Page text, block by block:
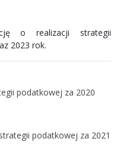
o realizacji strategii
2023 rok.
podatkowej za 2020
podatkowej za 2021